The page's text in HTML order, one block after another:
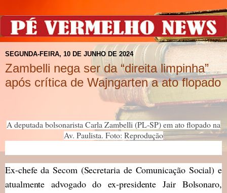
SEGUNDA-FEIRA, 10 DE JUNHO DE 2024
Zambelli nega ser da “direita limpinha”
após crítica de Wajngarten a ato flopado
A deputada bolsonarista Carla Zambelli (PL-SP) em ato flopado na
Av. Paulista. Foto: Reprodução
Ex-chefe da Secom (Secretaria de Comunicação Social) e
atualmente advogado do ex-presidente Jair Bolsonaro,